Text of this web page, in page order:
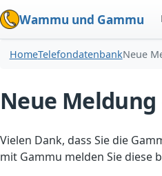
Wammu und Gammu
HomeTelefondatenbankNeue
Neue
Vielen Dank, dass Sie die
mit Gammu melden Sie diese